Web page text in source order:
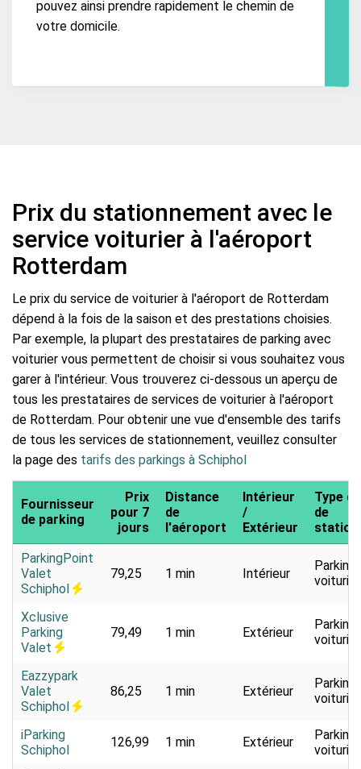
pouvez ainsi prendre rapidement le chemin de
votre domicile.
Prix du stationnement avec le
service voiturier à l'aéroport
Rotterdam
Le prix du service de voiturier à l'aéroport de Rotterdam
dépend à la fois de la saison et des prestations choisies.
Par exemple, la plupart des prestataires de parking avec
voiturier vous permettent de choisir si vous souhaitez vous
garer à l'intérieur. Vous trouverez ci-dessous un aperçu de
tous les prestataires de services de voiturier à l'aéroport
de Rotterdam. Pour obtenir une vue d'ensemble des tarifs
de tous les services de stationnement, veuillez consulter
la page des tarifs des parkings à Schiphol
Fournisseur
de parking
Prix
pour 7
jours
Distance
de
l'aéroport
Intérieur
/
Extérieur
Type
de
ParkingPoint
Valet
Schiphol
79,25 1 min Intérieur
Parking
voiturier
Xclusive
Parking
Valet
79,49 1 min Extérieur
Parking
voiturier
Eazzypark
Valet
Schiphol
86,25 1 min Extérieur
Parking
voiturier
iParking
Schiphol
126,99 1 min Extérieur
Parking
voiturier